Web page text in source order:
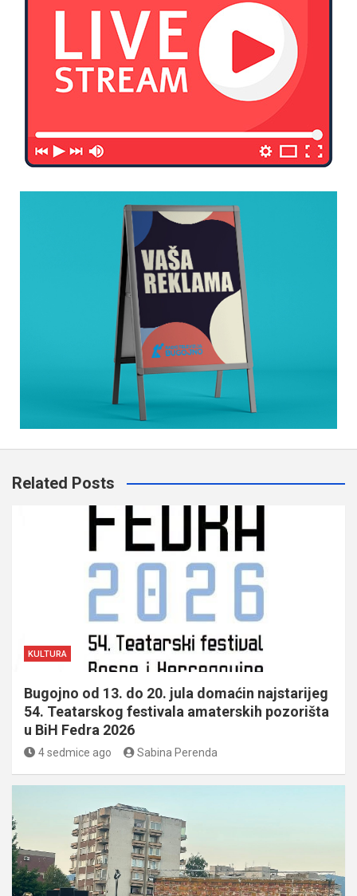
Related Posts
KULTURA
Bugojno od 13. do 20. jula domaćin najstarijeg
54. Teatarskog festivala amaterskih pozorišta
u BiH Fedra 2026
4 sedmice ago Sabina Perenda